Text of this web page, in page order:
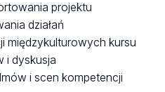
projektu
działań
międzykulturowych kursu
i dyskusja
i scen kompetencji